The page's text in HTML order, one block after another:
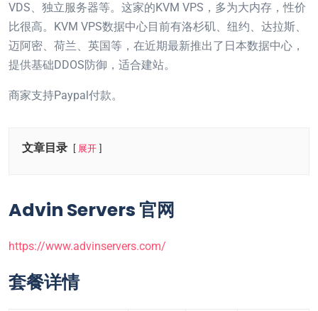
VDS、独立服务器等。这家的KVM VPS，多为大内存，性价
比很高。KVM VPS数据中心目前有洛杉矶、纽约、达拉斯、
迈阿密、荷兰、英国等，在近期最新推出了日本数据中心，
提供基础DDOS防御，适合建站。
商家支持Paypal付款。
文章目录 展开
Advin Servers 官网
https://www.advinservers.com/
套餐详情